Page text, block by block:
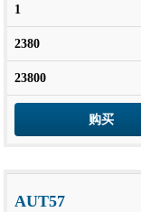
1
2380
23800
购买
AUT57